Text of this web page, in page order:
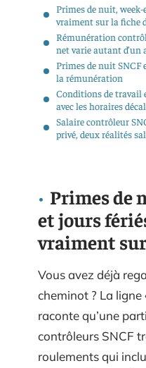
Primes de nuit,
vraiment sur la fiche
Rémunération
net varie autant d’un
Primes de nuit SNCF
la rémunération
Conditions de travail
avec les horaires
Salaire contrôleur
privé, deux réalités
Primes de
et jours
vraiment
Vous avez déjà
cheminot ? La ligne
raconte qu’une
contrôleurs SNCF
roulements qui